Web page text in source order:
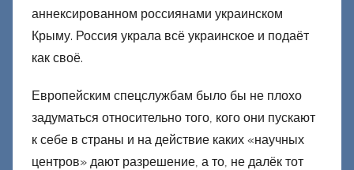
аннексированном россиянами украинском
Крыму. Россия украла всё украинское и подаёт
как своё.
Европейским спецслужбам было бы не плохо
задуматься относительно того, кого они пускают
к себе в страны и на действие каких «научных
центров» дают разрешение, а то, не далёк тот